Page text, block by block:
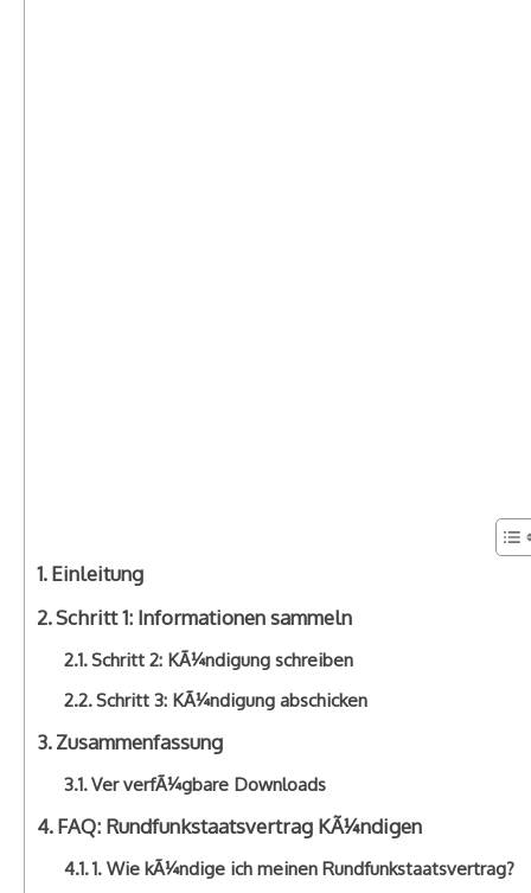
Einleitung
Schritt 1: Informationen sammeln
Schritt 2: KÃ¼ndigung schreiben
Schritt 3: KÃ¼ndigung abschicken
Zusammenfassung
Ver verfÃ¼gbare Downloads
FAQ: Rundfunkstaatsvertrag KÃ¼ndigen
1. Wie kÃ¼ndige ich meinen Rundfunkstaatsvertrag?